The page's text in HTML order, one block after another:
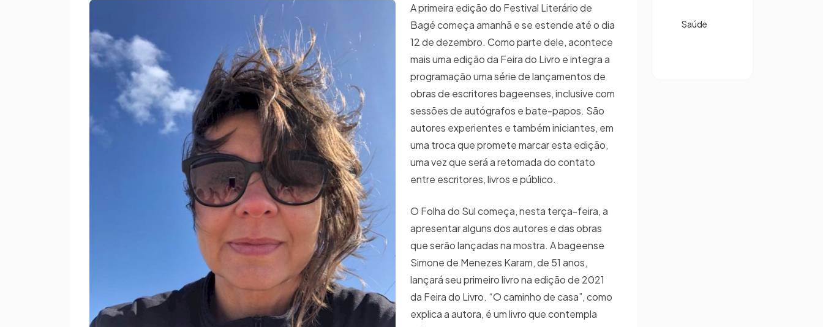
A primeira edição do Festival Literário de
Bagé começa amanhã e se estende até o dia
12 de dezembro. Como parte dele, acontece
mais uma edição da Feira do Livro e integra a
programação uma série de lançamentos de
obras de escritores bageenses, inclusive com
sessões de autógrafos e bate-papos. São
autores experientes e também iniciantes, em
uma troca que promete marcar esta edição,
uma vez que será a retomada do contato
entre escritores, livros e público.
O Folha do Sul começa, nesta terça-feira, a
apresentar alguns dos autores e das obras
que serão lançadas na mostra. A bageense
Simone de Menezes Karam, de 51 anos,
lançará seu primeiro livro na edição de 2021
da Feira do Livro. “O caminho de casa”, como
explica a autora, é um livro que contempla
Saúde